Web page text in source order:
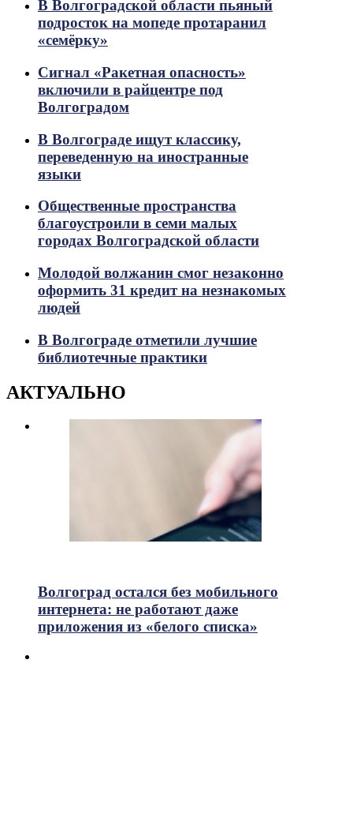
В Волгоградской области пьяный
подросток на мопеде протаранил
«семёрку»
Сигнал «Ракетная опасность»
включили в райцентре под
Волгоградом
В Волгограде ищут классику,
переведенную на иностранные
языки
Общественные пространства
благоустроили в семи малых
городах Волгоградской области
Молодой волжанин смог незаконно
оформить 31 кредит на незнакомых
людей
В Волгограде отметили лучшие
библиотечные практики
АКТУАЛЬНО
Волгоград остался без мобильного
интернета: не работают даже
приложения из «белого списка»